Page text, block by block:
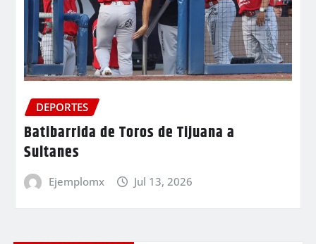
DEPORTES
Batibarrida de Toros de Tijuana a
Sultanes
Ejemplomx Jul 13, 2026